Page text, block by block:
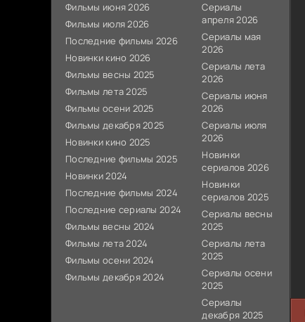
Фильмы июня 2026
Фильмы июля 2026
Последние фильмы 2026
Новинки кино 2026
Фильмы весны 2025
Фильмы лета 2025
Фильмы осени 2025
Фильмы декабря 2025
Новинки кино 2025
Последние фильмы 2025
Новинки 2024
Последние фильмы 2024
Последние сериалы 2024
Фильмы весны 2024
Фильмы лета 2024
Фильмы осени 2024
Фильмы декабря 2024
Сериалы
апреля 2026
Сериалы мая
2026
Сериалы лета
2026
Сериалы июня
2026
Сериалы июля
2026
Новинки
сериалов 2026
Новинки
сериалов 2025
Сериалы весны
2025
Сериалы лета
2025
Сериалы осени
2025
Сериалы
декабря 2025